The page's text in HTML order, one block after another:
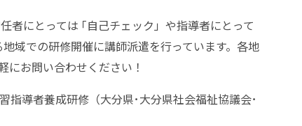
者にとっては ｢自己チェック」や指導者にとって
域での研修開催に講師派遣を行っています。各地
お問い合わせください！
指導者養成研修（大分県･大分県社会福祉協議会･